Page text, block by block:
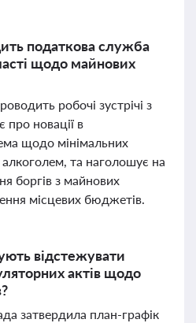
податкова служба
щодо майнових
робочі зустрічі з
новації в
щодо мінімальних
алкоголем, та наголошує на
боргів з майнових
місцевих бюджетів.
відстежувати
актів щодо
затвердила план-графік